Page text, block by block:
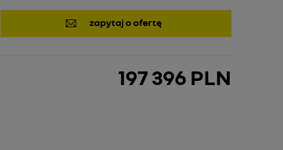
zapytaj o ofertę
197 396 PLN